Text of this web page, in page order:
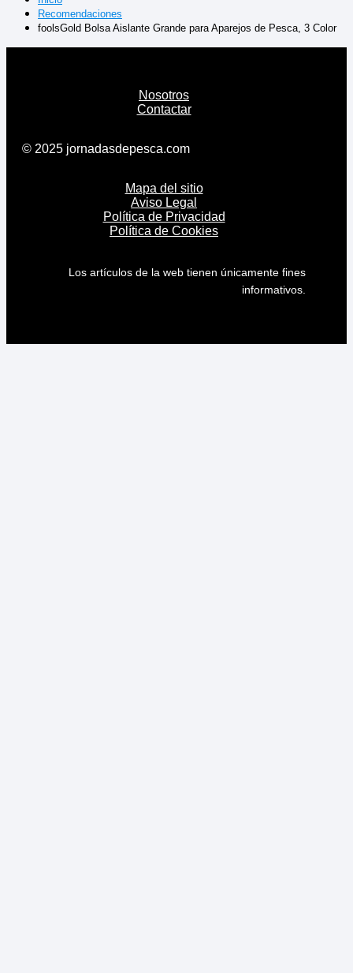
Recomendaciones
foolsGold Bolsa Aislante Grande para Aparejos de Pesca, 3 Color
Nosotros
Contactar
© 2025 jornadasdepesca.com
Mapa del sitio
Aviso Legal
Política de Privacidad
Política de Cookies
Los artículos de la web tienen únicamente fines
informativos.